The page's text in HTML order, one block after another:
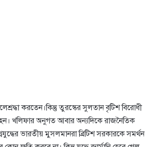
করতেন।কিন্তু তুরস্কের সুলতান বৃটিশ বিরোধী
হন। খলিফার অনুগত আবার অন্যদিকে রাজনৈতিক
ভারতীয় মুসলমানরা ব্রিটিশ সরকারকে সমর্থন